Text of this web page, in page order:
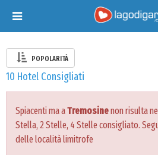
Toggle
navigation
POPOLARITÀ
10 Hotel Consigliati
Spiacenti ma aTremosinenon risulta
Stella, 2 Stelle, 4 Stelle consigliato.
delle località limitrofe